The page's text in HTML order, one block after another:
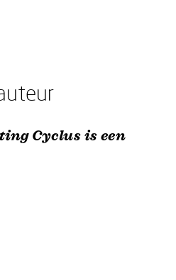
Cyclus is een